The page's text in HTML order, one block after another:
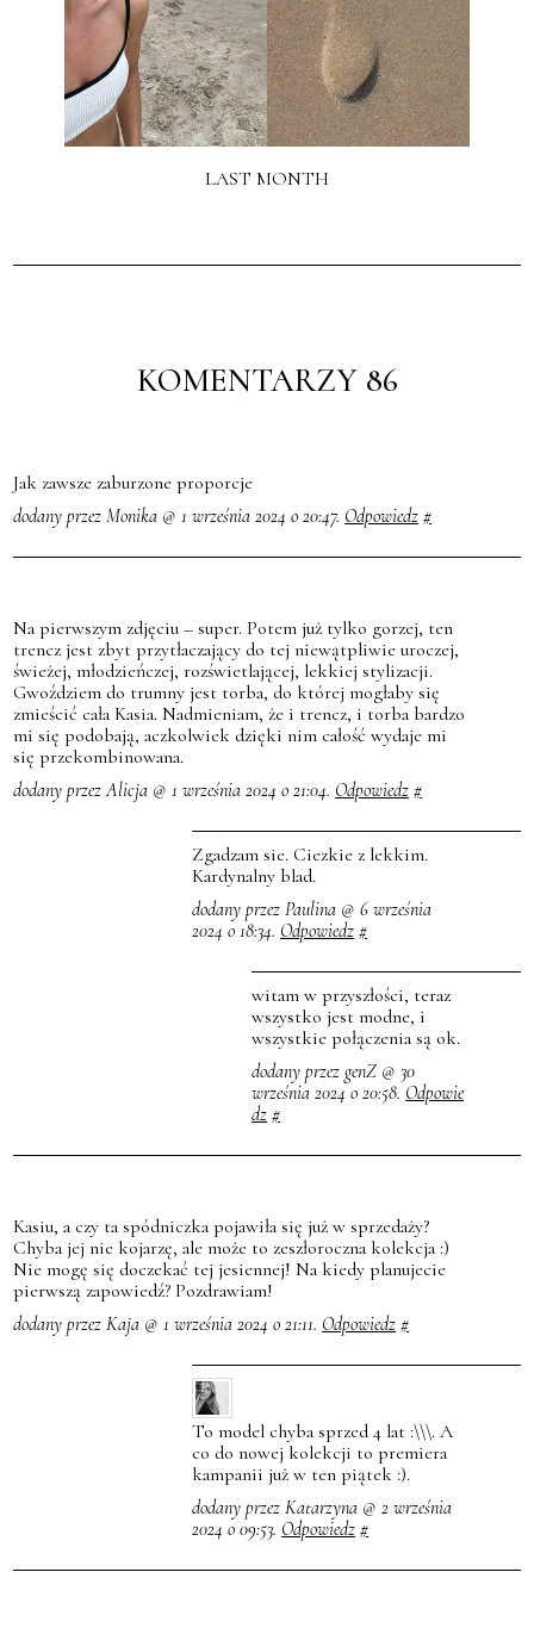
LAST MONTH
KOMENTARZY 86
Jak zawsze zaburzone proporcje
dodany przez Monika @ 1 września 2024 o 20:47. Odpowiedz #
Na pierwszym zdjęciu – super. Potem już tylko gorzej, ten
trencz jest zbyt przytłaczający do tej niewątpliwie uroczej,
świeżej, młodzieńczej, rozświetlającej, lekkiej stylizacji.
Gwoździem do trumny jest torba, do której mogłaby się
zmieścić cała Kasia. Nadmieniam, że i trencz, i torba bardzo
mi się podobają, aczkolwiek dzięki nim całość wydaje mi
się przekombinowana.
dodany przez Alicja @ 1 września 2024 o 21:04. Odpowiedz #
Zgadzam sie. Ciezkie z lekkim.
Kardynalny blad.
dodany przez Paulina @ 6 września
2024 o 18:34. Odpowiedz #
witam w przyszłości, teraz
wszystko jest modne, i
wszystkie połączenia są ok.
dodany przez genZ @ 30
września 2024 o 20:58. Odpowie
dz #
Kasiu, a czy ta spódniczka pojawiła się już w sprzedaży?
Chyba jej nie kojarzę, ale może to zeszłoroczna kolekcja :)
Nie mogę się doczekać tej jesiennej! Na kiedy planujecie
pierwszą zapowiedź? Pozdrawiam!
dodany przez Kaja @ 1 września 2024 o 21:11. Odpowiedz #
To model chyba sprzed 4 lat :\\\. A
co do nowej kolekcji to premiera
kampanii już w ten piątek :).
dodany przez Katarzyna @ 2 września
2024 o 09:53. Odpowiedz #